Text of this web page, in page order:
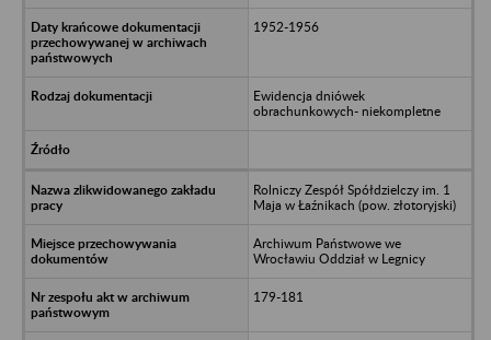
1952-1956
Ewidencja dniówek
obrachunkowych- niekompletne
Rolniczy Zespół Spółdzielczy im. 1
Maja w Łaźnikach (pow. złotoryjski)
Archiwum Państwowe we
Wrocławiu Oddział w Legnicy
179-181